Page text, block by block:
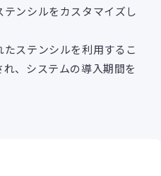
ンシルをカスタマイズし
ステンシルを利用するこ
、システムの導入期間を